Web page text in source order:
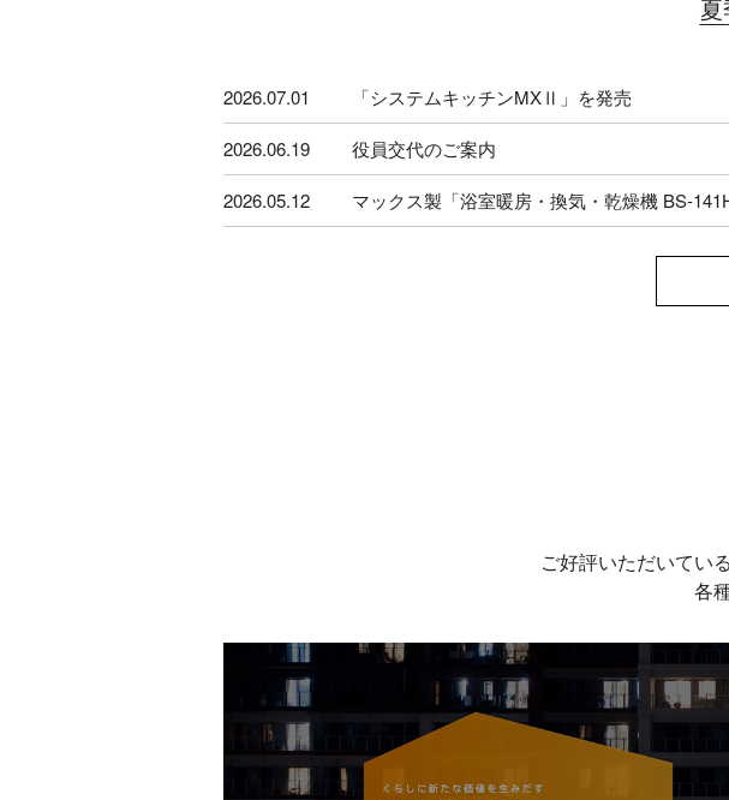
2026.07.01 「システムキッチンMXⅡ」を発売
2026.06.19 役員交代のご案内
2026.05.12 マックス製「浴室暖房・換気・乾燥機 BS-
AWブランド商品のメーカー希望小売価格の
2023.06.14 ビルトインIHクッキングヒーター（2口IH＋
2023.04.01 役員の交代のお知らせ
2023.02.22 営業所移転のお知らせ
ご好評いただいてい
各